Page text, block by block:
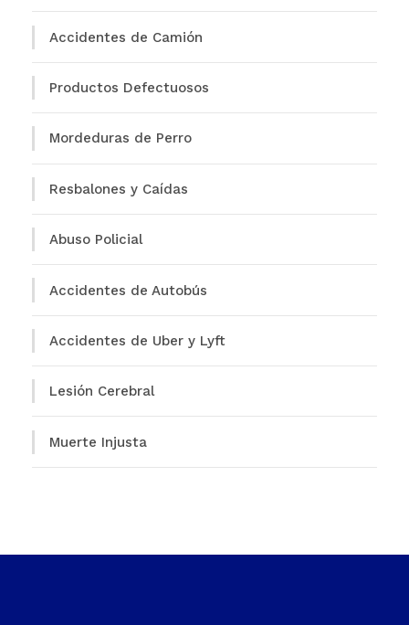
Accidentes de Camión
Productos Defectuosos
Mordeduras de Perro
Resbalones y Caídas
Abuso Policial
Accidentes de Autobús
Accidentes de Uber y Lyft
Lesión Cerebral
Muerte Injusta